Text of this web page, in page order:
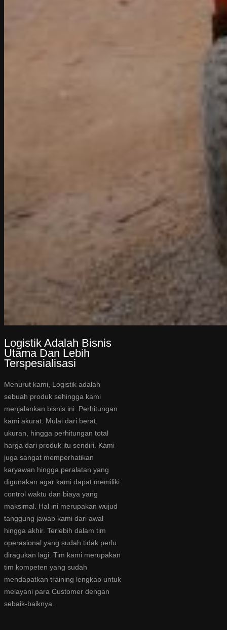
Logistik Adalah Bisnis
Utama Dan Lebih
Terspesialisasi
Menurut kami, Logistik adalah
sebuah produk sehingga kami
menjalankan bisnis ini. Perhitungan
kami akurat. Mulai dari berat,
ukuran, hingga perhitungan total
harga dari produk itu sendiri. Kami
juga sangat memperhatikan
karyawan hingga peralatan yang
digunakan agar kami dapat memiliki
control waktu dan biaya yang
maksimal. Hal ini merupakan wujud
tanggung jawab kami dari awal
hingga akhir. Terlebih dalam tim
operasional yang sudah tidak perlu
diragukan lagi. Tim kami merupakan
tim kompeten yang sudah
mendapatkan training lengkap untuk
melayani para Customer dengan
sebaik-baiknya.